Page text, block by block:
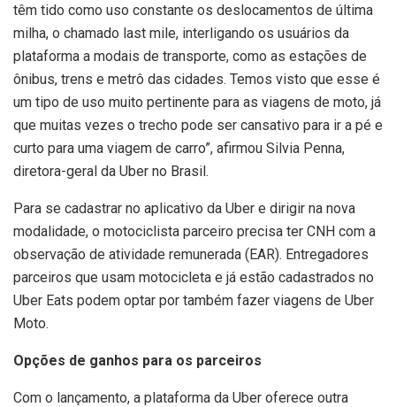
têm tido como uso constante os deslocamentos de última
milha, o chamado last mile, interligando os usuários da
plataforma a modais de transporte, como as estações de
ônibus, trens e metrô das cidades. Temos visto que esse é
um tipo de uso muito pertinente para as viagens de moto, já
que muitas vezes o trecho pode ser cansativo para ir a pé e
curto para uma viagem de carro”, afirmou Silvia Penna,
diretora-geral da Uber no Brasil.
Para se cadastrar no aplicativo da Uber e dirigir na nova
modalidade, o motociclista parceiro precisa ter CNH com a
observação de atividade remunerada (EAR). Entregadores
parceiros que usam motocicleta e já estão cadastrados no
Uber Eats podem optar por também fazer viagens de Uber
Moto.
Opções de ganhos para os parceiros
Com o lançamento, a plataforma da Uber oferece outra